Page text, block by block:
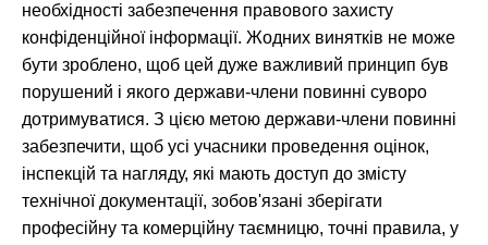
необхідності забезпечення правового захисту
конфіденційної інформації. Жодних винятків не може
бути зроблено, щоб цей дуже важливий принцип був
порушений і якого держави-члени повинні суворо
дотримуватися. З цією метою держави-члени повинні
забезпечити, щоб усі учасники проведення оцінок,
інспекцій та нагляду, які мають доступ до змісту
технічної документації, зобов'язані зберігати
професійну та комерційну таємницю, точні правила, у